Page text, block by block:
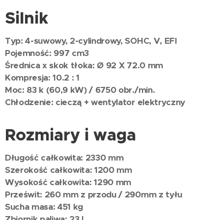
Silnik
Typ: 4-suwowy, 2-cylindrowy, SOHC, V, EFI
Pojemność: 997 cm3
Średnica x skok tłoka: Ø 92 X 72.0 mm
Kompresja: 10.2 : 1
Moc: 83 k (60,9 kW) / 6750 obr./min.
Chłodzenie: cieczą + wentylator elektryczny
Rozmiary i waga
Długość całkowita: 2330 mm
Szerokość całkowita: 1200 mm
Wysokość całkowita: 1290 mm
Prześwit: 260 mm z przodu / 290mm z tyłu
Sucha masa: 451 kg